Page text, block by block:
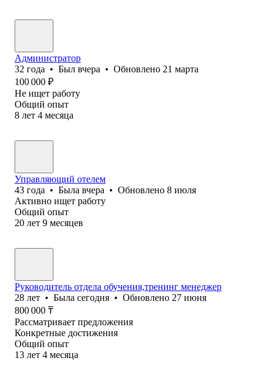
Администратор
32 года • Был вчера • Обновлено 21 марта
100 000 ₽
Не ищет работу
Общий опыт
8 лет 4 месяца
Управляющий отелем
43 года • Была вчера • Обновлено 8 июля
Активно ищет работу
Общий опыт
20 лет 9 месяцев
Руководитель отдела обучения,тренинг менеджер
28 лет • Была сегодня • Обновлено 27 июня
800 000 ₸
Рассматривает предложения
Конкретные достижения
Общий опыт
13 лет 4 месяца